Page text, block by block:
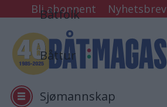
Bli abonnent Nyhetsbrev
Båtfolk
Båttur
Sjømannskap